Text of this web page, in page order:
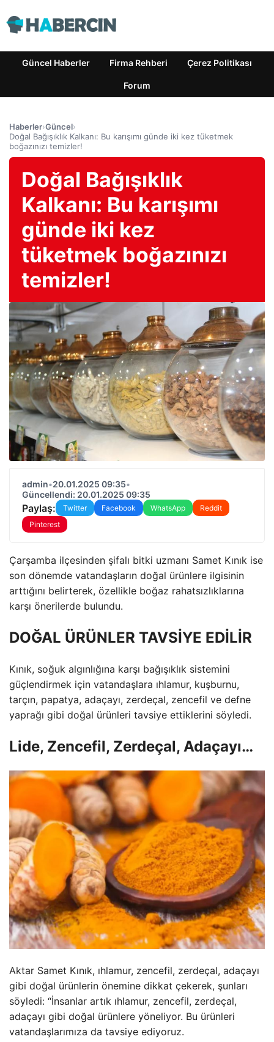
Güncel Haberler Firma Rehberi Çerez Politikası
Forum
Haberler›Güncel›
Doğal Bağışıklık Kalkanı: Bu karışımı günde iki kez tüketmek
boğazınızı temizler!
Doğal Bağışıklık
Kalkanı: Bu karışımı
günde iki kez
tüketmek boğazınızı
temizler!
admin•20.01.2025 09:35•
Güncellendi: 20.01.2025 09:35
Paylaş: Twitter Facebook WhatsApp
Reddit
Pinterest
Çarşamba ilçesinden şifalı bitki uzmanı Samet Kınık ise
son dönemde vatandaşların doğal ürünlere ilgisinin
arttığını belirterek, özellikle boğaz rahatsızlıklarına
karşı önerilerde bulundu.
DOĞAL ÜRÜNLER TAVSİYE EDİLİR
Kınık, soğuk algınlığına karşı bağışıklık sistemini
güçlendirmek için vatandaşlara ıhlamur, kuşburnu,
tarçın, papatya, adaçayı, zerdeçal, zencefil ve defne
yaprağı gibi doğal ürünleri tavsiye ettiklerini söyledi.
Lide, Zencefil, Zerdeçal, Adaçayı…
Aktar Samet Kınık, ıhlamur, zencefil, zerdeçal, adaçayı
gibi doğal ürünlerin önemine dikkat çekerek, şunları
söyledi: “İnsanlar artık ıhlamur, zencefil, zerdeçal,
adaçayı gibi doğal ürünlere yöneliyor. Bu ürünleri
vatandaşlarımıza da tavsiye ediyoruz.